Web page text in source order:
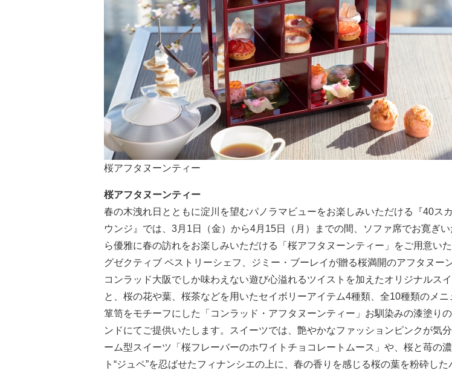
桜アフタヌーンティー
桜アフタヌーンティー
春の木洩れ日とともに淀川を望むパノラマビューをお楽しみいただける『40ス
ウンジ』では、3月1日（金）から4月15日（月）までの間、ソファ席でお寛ぎ
ら優雅に春の訪れをお楽しみいただける「桜アフタヌーンティー」をご用意い
グゼクティブ ペストリーシェフ、ジミー・ブーレイが贈る桜満開のアフタヌー
コンラッド大阪でしか味わえない遊び心溢れるツイストを加えたオリジナルス
と、桜の花や葉、桜茶などを用いたセイボリーアイテム4種類、全10種類のメニ
箪笥をモチーフにした「コンラッド・アフタヌーンティー」お馴染みの漆塗り
ンドにてご提供いたします。スイーツでは、艶やかなファッションピンクが気
ーム型スイーツ「桜フレーバーのホワイトチョコレートムース」や、桜と苺の
ト“ジュペ”を忍ばせたフィナンシエの上に、春の香りを感じる桜の葉を粉砕した